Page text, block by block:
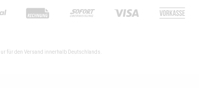
für den Versand innerhalb Deutschlands.